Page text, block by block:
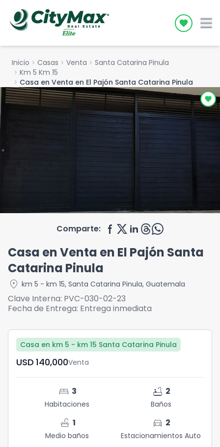
Icon
Inicio chevron_right Casas chevron_right Venta chevron_right Santa Catarina Pinula
chevron_right Km 5 Km 15
chevron_right Casa en Venta en El Pajón Santa Catarina Pinula
Comparte:
Casa en Venta en El Pajón Santa
Catarina Pinula
location_on km 5 - km 15, Santa Catarina Pinula, Guatemala
Clave Interna: PVC-030-02-23
Fecha de Entrega: Entrega inmediata
Casa en km 5 - km 15 Santa Catarina Pinula
USD	140,000Venta
bed 3
Habitaciones
bathtub 2
Baños
faucet 1
Medio baños
directions_car 2
Estacionamientos Auto